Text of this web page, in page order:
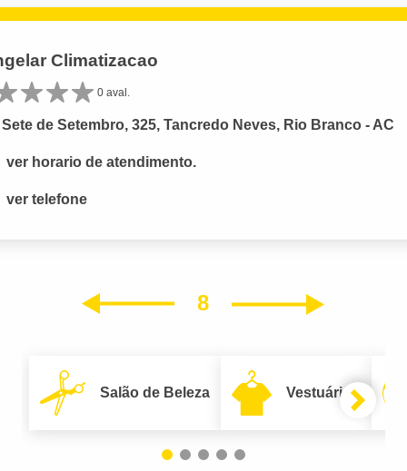
Climatizacao
0 aval.
de Setembro, 325, Tancredo Neves, Rio Branco - AC
ver horario de atendimento.
ver telefone
8
Salão de Beleza Vestuário